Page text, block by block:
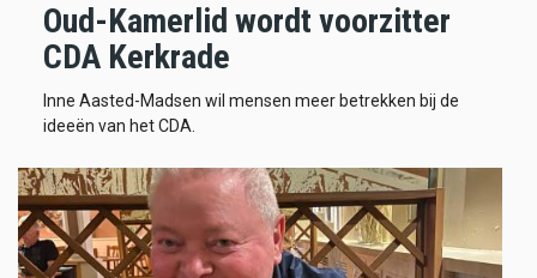
Oud-Kamerlid wordt voorzitter
CDA Kerkrade
Inne Aasted-Madsen wil mensen meer betrekken bij de
ideeën van het CDA.